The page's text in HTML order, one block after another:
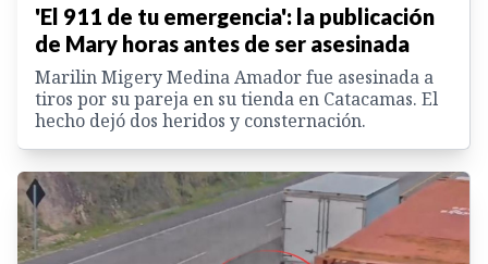
'El 911 de tu emergencia': la publicación
de Mary horas antes de ser asesinada
Marilin Migery Medina Amador fue asesinada a
tiros por su pareja en su tienda en Catacamas. El
hecho dejó dos heridos y consternación.